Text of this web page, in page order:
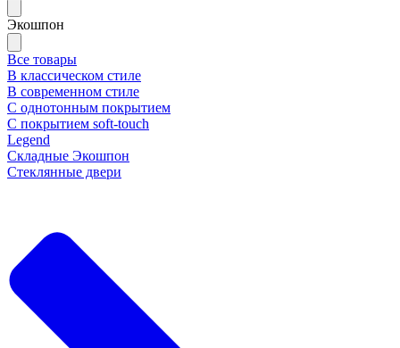
Экошпон
Все товары
В классическом стиле
В современном стиле
С однотонным покрытием
С покрытием soft-touch
Legend
Складные Экошпон
Стеклянные двери